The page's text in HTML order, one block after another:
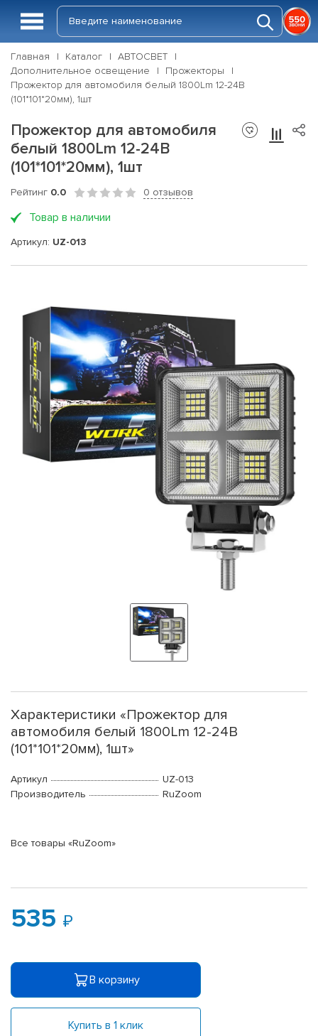
Главная Каталог
АВТОСВЕТ
Дополнительное освещение
Прожекторы
Прожектор для автомобиля белый 1800Lm 12-24В
(101*101*20мм), 1шт
Прожектор для автомобиля
белый 1800Lm 12-24В
(101*101*20мм), 1шт
Рейтинг 0.0 0 отзывов
Товар в наличии
Артикул: UZ-013
Характеристики «Прожектор для
автомобиля белый 1800Lm 12-24В
(101*101*20мм), 1шт»
Артикул
UZ-013
Производитель
RuZoom
Все товары «RuZoom»
535
В корзину
Купить в 1 клик